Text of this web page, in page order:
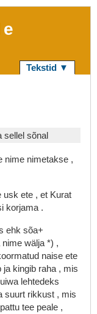
Tekstid ▼
sellel sõnal
nime nimetakse ,
usk ete , et Kurat
korjama .
ehk sõa+
nime wälja *) ,
naise ete
ja kingib raha , mis
lehtedeks
suurt rikkust , mis
pattu tee peale ,